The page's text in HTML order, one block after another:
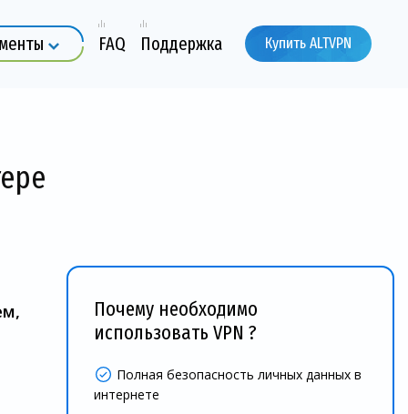
FAQ Поддержка Купить ALTVPN
Почему необходимо
использовать VPN ?
Полная безопасность личных данных в
интернете